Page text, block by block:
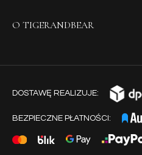
O TIGERANDBEAR
DOSTAWĘ REALIZUJE:
BEZPIECZNE PŁATNOŚCI: